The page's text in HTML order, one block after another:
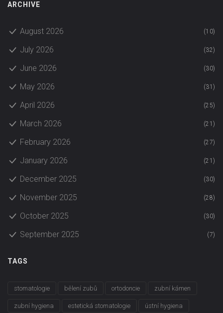
ARCHIVE
August 2026 (10)
July 2026 (32)
June 2026 (30)
May 2026 (31)
April 2026 (25)
March 2026 (21)
February 2026 (27)
January 2026 (21)
December 2025 (30)
November 2025 (28)
October 2025 (30)
September 2025 (7)
TAGS
stomatologie bělení zubů ortodoncie zubní kámen
zubní hygiena estetická stomatologie ústní hygiena